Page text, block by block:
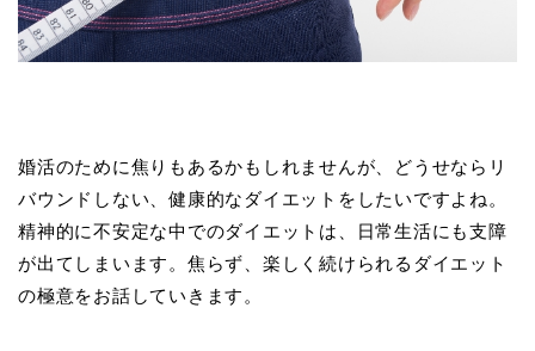
婚活のために焦りもあるかもしれませんが、どうせならリ
バウンドしない、健康的なダイエットをしたいですよね。
精神的に不安定な中でのダイエットは、日常生活にも支障
が出てしまいます。焦らず、楽しく続けられるダイエット
の極意をお話していきます。